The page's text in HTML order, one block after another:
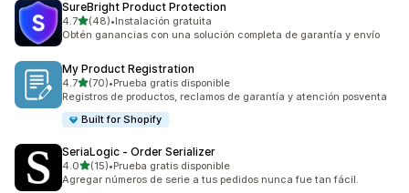
SureBright Product Protection
4.7de 5 estrellas
(48)
48 reseñas en total
•Instalación gratuita
Obtén ganancias con una solución completa de garantía y envío
My Product Registration
4.7de 5 estrellas
(70)
70 reseñas en total
•Prueba gratis disponible
Registros de productos, reclamos de garantía y atención posventa
Built for Shopify
SeriaLogic ‑ Order Serializer
4.0de 5 estrellas
(15)
15 reseñas en total
•Prueba gratis disponible
Agregar números de serie a tus pedidos nunca fue tan fácil.